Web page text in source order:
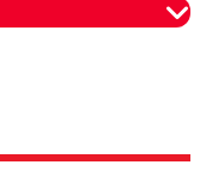
garantizar un